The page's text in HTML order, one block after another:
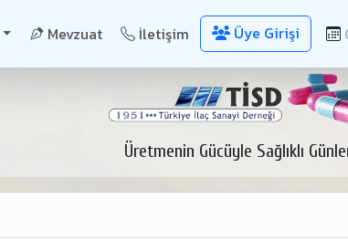
Mevzuat İletişim Üye Girişi
Üretmenin Gücüyle Sağlıklı